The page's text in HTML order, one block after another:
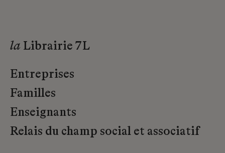
la Librairie 7L
Entreprises
Familles
Enseignants
Relais du champ social et associatif